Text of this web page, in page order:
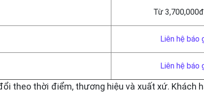
Từ
Liên hệ báo
Liên hệ báo
theo thời điểm, thương hiệu và xuất xứ. Khách